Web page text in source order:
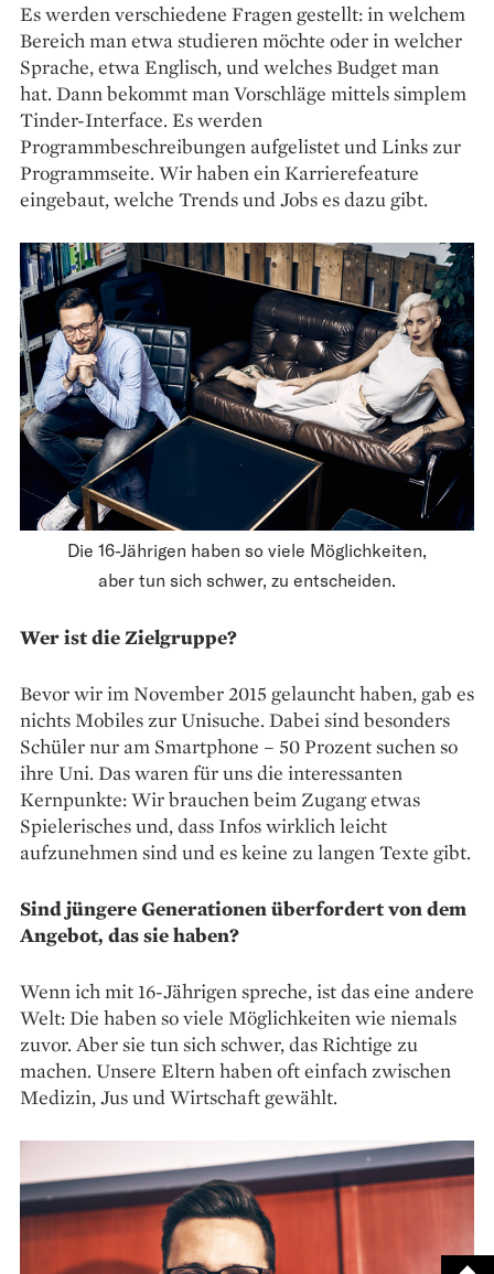
Es werden verschiedene Fragen gestellt: in welchem
Bereich man etwa studieren möchte oder in welcher
Sprache, etwa Englisch, und welches Budget man
hat. Dann bekommt man Vorschläge mittels simplem
Tinder-Interface. Es werden
Programmbeschreibungen ­aufgelistet und Links zur
Programmseite. Wir haben ein Karrierefeature
eingebaut, welche Trends und Jobs es dazu gibt.
Die 16-Jährigen haben so viele Möglichkeiten,
aber tun sich schwer, zu entscheiden.
Wer ist die Zielgruppe?
Bevor wir im November 2015 gelauncht haben, gab es
nichts Mobiles zur Unisuche. Dabei sind besonders
Schüler nur am Smartphone – 50 Prozent suchen so
ihre Uni. Das waren für uns die interessanten
Kernpunkte: Wir brauchen beim Zugang etwas
Spielerisches und, dass Infos wirklich leicht
aufzunehmen sind und es keine zu langen Texte gibt.
Sind jüngere Generationen überfordert von dem
Angebot, das sie haben?
Wenn ich mit 16-Jährigen spreche, ist das eine andere
Welt: Die haben so viele Möglichkeiten wie niemals
zuvor. Aber sie tun sich schwer, das Richtige zu
machen. Unsere Eltern haben oft einfach zwischen
Medizin, Jus und Wirtschaft gewählt.